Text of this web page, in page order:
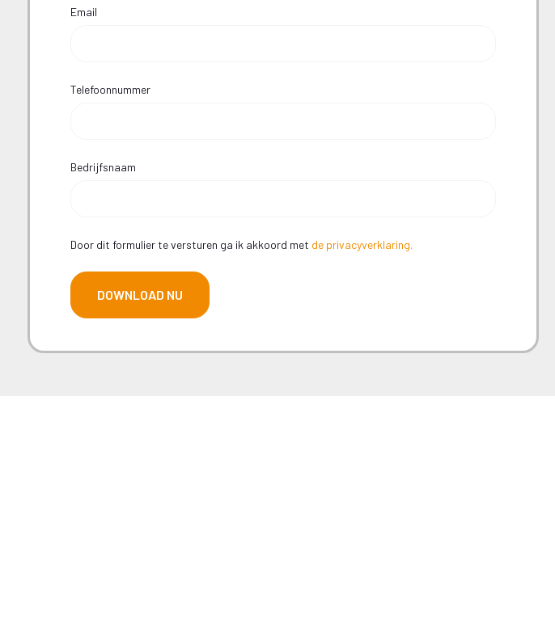
Email
Telefoonnummer
Bedrijfsnaam
Door dit formulier te versturen ga ik akkoord met de privacyverklaring.